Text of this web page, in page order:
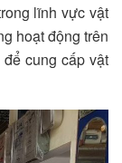
lĩnh vực vật
hoạt động trên
cung cấp vật